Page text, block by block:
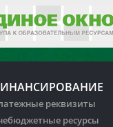
реквизиты
ресурсы